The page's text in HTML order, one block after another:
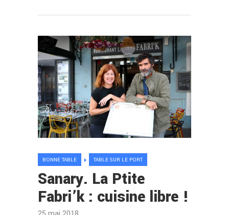
BONNE TABLE TABLE SUR LE PORT
Sanary. La Ptite
Fabri’k : cuisine libre !